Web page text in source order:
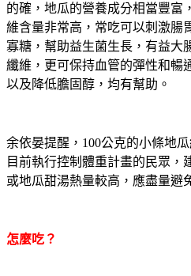
的確，地瓜的營養成分相當豐富
維含量非常高，常吃可以刺激腸
寡糖，幫助益生菌生長，有益大
纖維，更可保持血管的彈性和暢
以及降低膽固醇，均有幫助。
余依晏提醒，100公克的小條地
目前執行控制體重計畫的民眾，
或地瓜甜湯熱量較高，應盡量避
怎麼吃？